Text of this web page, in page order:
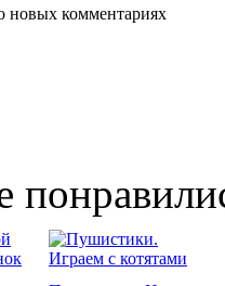
новых комментариях